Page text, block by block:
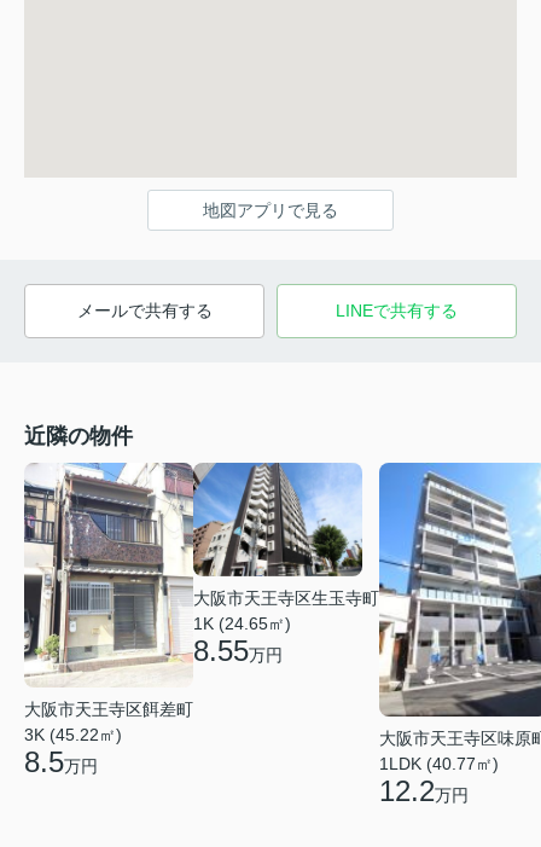
地図アプリで見る
メールで共有する LINEで共有する
近隣の物件
大阪市天王寺区餌差町
3K (45.22㎡)
8.5万円
大阪市天王寺区生玉寺町
1K (24.65㎡)
8.55万円
大阪市天王寺区味原
1LDK (40.77㎡)
12.2万円